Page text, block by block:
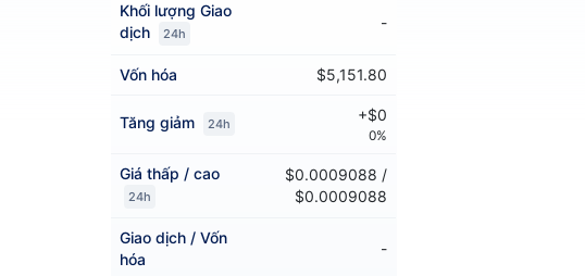
Khối lượng Giao
dịch
24h
-
Vốn hóa $5,151.80
Tăng giảm 24h +$0
0%
Giá thấp / cao
24h
$0.0009088 /
$0.0009088
Giao dịch / Vốn
hóa
-